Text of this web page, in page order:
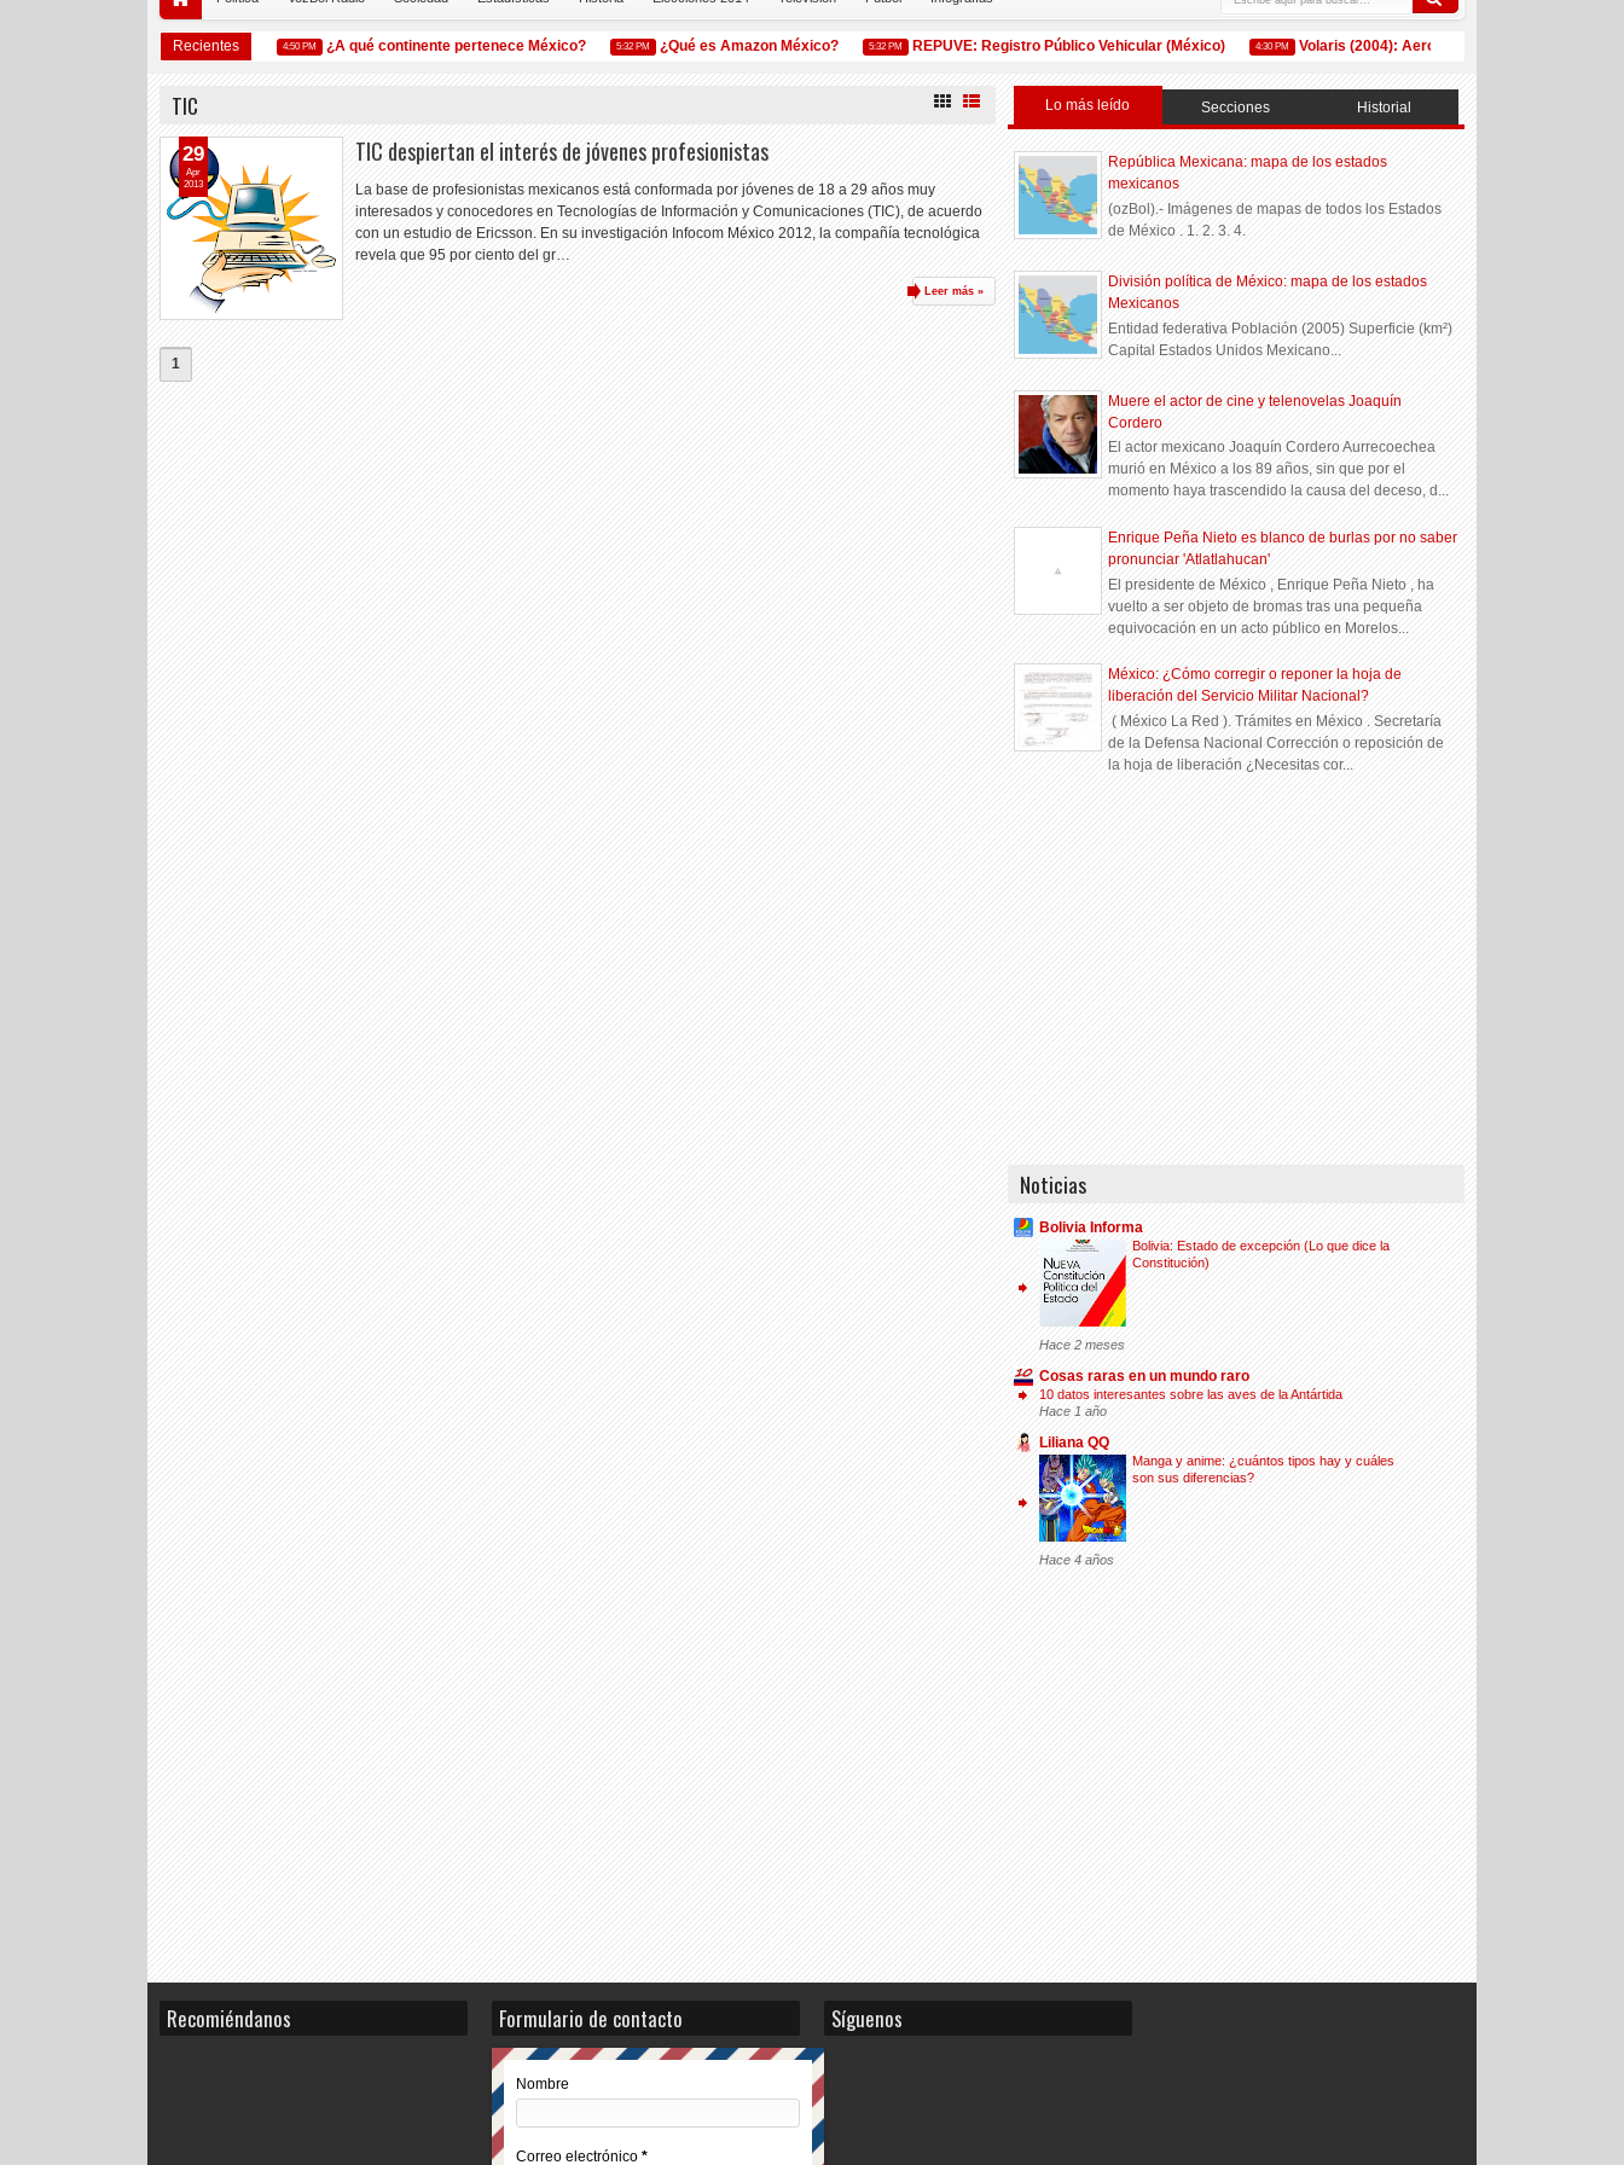
Recientes
que están en peligro de extinción 4:50 PM ¿A qué continente pertenece México? 5:32 PM ¿Qué es Amazon México? 5:32 PM REPUVE: Registro Público Vehicular (México) 4:30 PM Volaris (2004): Aerolínea mexicana de vuelos de
TIC
TIC despiertan el interés de jóvenes profesionistas
La base de profesionistas mexicanos está conformada por jóvenes de 18 a 29 años muy
interesados y conocedores en Tecnologías de Información y Comunicaciones (TIC), de acuerdo
con un estudio de Ericsson. En su investigación Infocom México 2012, la compañía tecnológica
revela que 95 por ciento del gr…
Leer más »
29
Apr
2013
1
Lo más leído Secciones Historial
República Mexicana: mapa de los estados
mexicanos
(ozBol).- Imágenes de mapas de todos los Estados
de México . 1. 2. 3. 4.
División política de México: mapa de los estados
Mexicanos
Entidad federativa Población (2005) Superficie (km²)
Capital Estados Unidos Mexicano...
Muere el actor de cine y telenovelas Joaquín
Cordero
El actor mexicano Joaquín Cordero Aurrecoechea
murió en México a los 89 años, sin que por el
momento haya trascendido la causa del deceso, d...
Enrique Peña Nieto es blanco de burlas por no saber
pronunciar 'Atlatlahucan'
El presidente de México , Enrique Peña Nieto , ha
vuelto a ser objeto de bromas tras una pequeña
equivocación en un acto público en Morelos...
México: ¿Cómo corregir o reponer la hoja de
liberación del Servicio Militar Nacional?
( México La Red ). Trámites en México . Secretaría
de la Defensa Nacional Corrección o reposición de
la hoja de liberación ¿Necesitas cor...
Noticias
Bolivia Informa
Bolivia: Estado de excepción (Lo que dice la
Constitución)
Hace 2 meses
Cosas raras en un mundo raro
10 datos interesantes sobre las aves de la Antártida
Hace 1 año
Liliana QQ
Manga y anime: ¿cuántos tipos hay y cuáles
son sus diferencias?
Hace 4 años
Recomiéndanos Formulario de contacto
Nombre
Correo electrónico *
Síguenos